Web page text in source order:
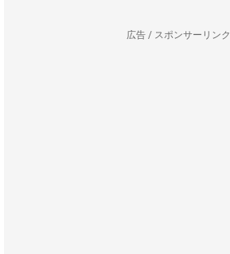
広告 / スポンサーリンク